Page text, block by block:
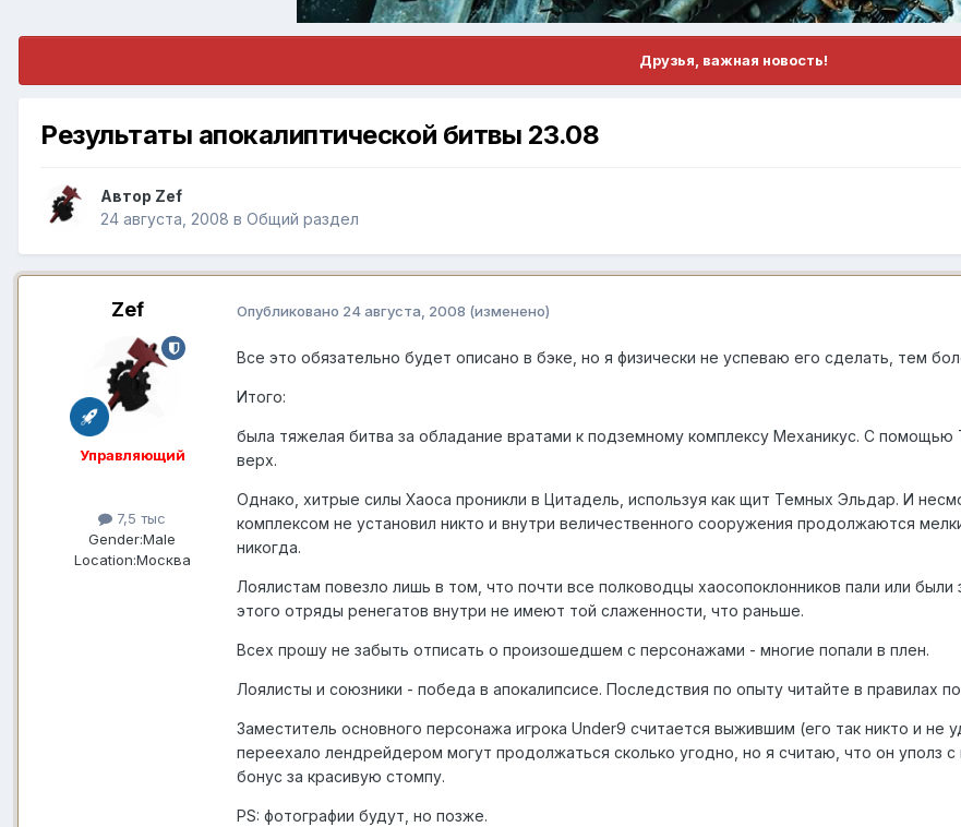
Друзья, важная новость!
Результаты апокалиптической битвы 23.08
Автор Zef
24 августа, 2008 в Общий раздел
Zef
Управляющий
7,5 тыс
Gender:Male
Location:Москва
Опубликовано 24 августа, 2008 (изменено)
Все это обязательно будет описано в бэке, но я физически не успеваю его сделать, тем
Итого:
была тяжелая битва за обладание вратами к подземному комплексу Механикус. С
верх.
Однако, хитрые силы Хаоса проникли в Цитадель, используя как щит Темных Эльдар. И
комплексом не установил никто и внутри величественного сооружения продолжаются
никогда.
Лоялистам повезло лишь в том, что почти все полководцы хаосопоклонников пали или
этого отряды ренегатов внутри не имеют той слаженности, что раньше.
Всех прошу не забыть отписать о произошедшем с персонажами - многие попали в плен.
Лоялисты и союзники - победа в апокалипсисе. Последствия по опыту читайте в правилах
Заместитель основного персонажа игрока Under9 считается выжившим (его так никто и не
переехало лендрейдером могут продолжаться сколько угодно, но я считаю, что он уполз
бонус за красивую стомпу.
PS: фотографии будут, но позже.